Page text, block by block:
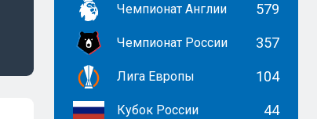
Чемпионат Англии 579
Чемпионат России 357
Лига Европы 104
Кубок России 44